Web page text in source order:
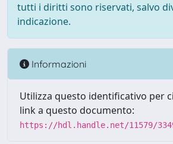
tutti i diritti sono riservati, salvo
indicazione.
Informazioni
Utilizza questo identificativo per
link a questo documento:
https://hdl.handle.net/11579/